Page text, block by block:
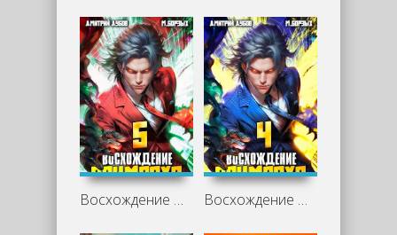
Восхождение Примарха 5 - М. Борзых, Дмитрий Дубов Восхождение Примарха 4 - М. Борзых, Дмитрий Дубов